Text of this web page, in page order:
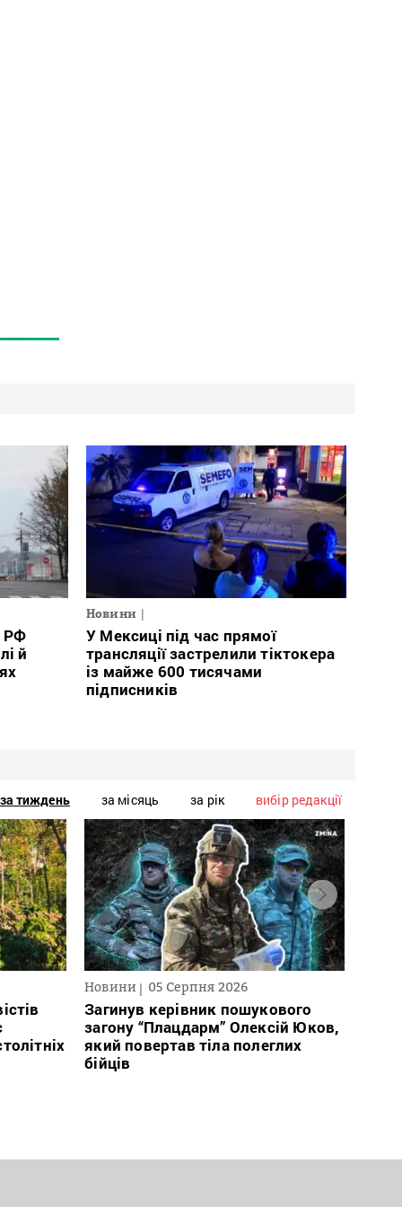
РФ
й
Новини
У Мексиці під час прямої
трансляції застрелили тіктокера
із майже 600 тисячами
підписників
за тиждень за місяць за рік вибір редакції
Новини 05 Серпня 2026
Загинув керівник пошукового
загону “Плацдарм” Олексій Юков,
який повертав тіла полеглих
бійців